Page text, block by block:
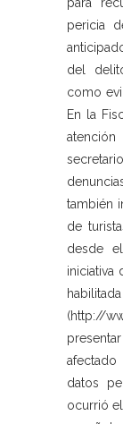
pericia
del
como
En la
también
de
desde
iniciativa
(http://
datos
ocurrió